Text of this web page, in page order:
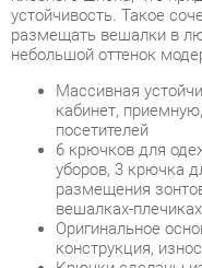
Массивная
кабинет,
посетителей
6 крючков для
уборов, 3 крючка
размещения
вешалках-плечиках
Оригинальное
конструкция,
Крючки сделаны из
значительные
натурального бука
Компактная
собирать